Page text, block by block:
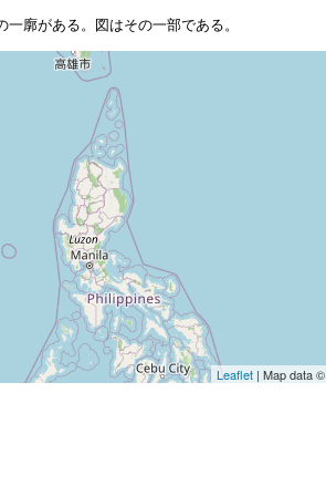
廓がある。図はその一部である。
Leaflet | Map data ©